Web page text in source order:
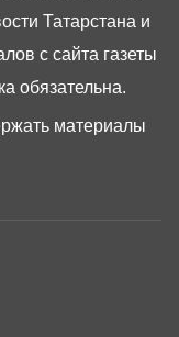
Татарстана и
с сайта газеты
обязательна.
материалы